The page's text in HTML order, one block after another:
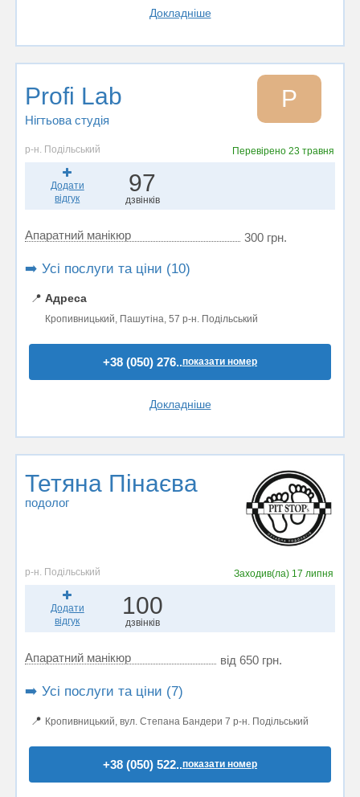
Докладніше
Profi Lab
Нігтьова студія
P
р-н. Подільський Перевірено23 травня
Додати
відгук
97
дзвінків
Апаратний манікюр 300 грн.
➡️ Усі послуги та ціни (10)
📍 Адреса
Кропивницький, Пашутіна, 57 р-н. Подільський
+38 (050) 276..показати номер
Докладніше
Тетяна Пінаєва
подолог
р-н. Подільський Заходив(ла) 17 липня
Додати
відгук
100
дзвінків
Апаратний манікюр від 650 грн.
➡️ Усі послуги та ціни (7)
📍 Кропивницький, вул. Степана Бандери 7 р-н. Подільський
+38 (050) 522..показати номер